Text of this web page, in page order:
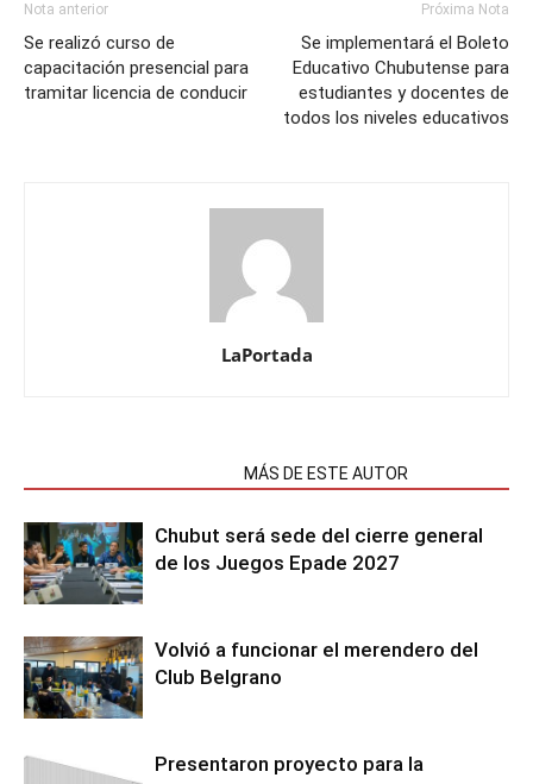
Nota anterior
Se realizó curso de
capacitación presencial para
tramitar licencia de conducir
Próxima Nota
Se implementará el Boleto
Educativo Chubutense para
estudiantes y docentes de
todos los niveles educativos
LaPortada
MÁS DE ESTE AUTOR
Chubut será sede del cierre general
de los Juegos Epade 2027
Volvió a funcionar el merendero del
Club Belgrano
Presentaron proyecto para la